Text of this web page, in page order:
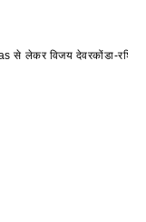
लेकर विजय देवरकोंडा-